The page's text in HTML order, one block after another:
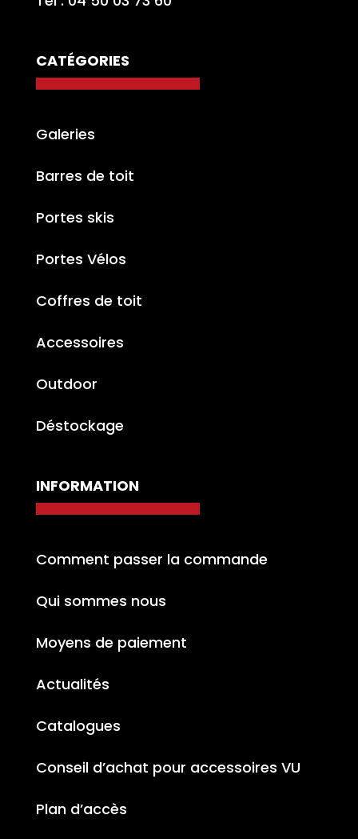
CATÉGORIES
Galeries
Barres de toit
Portes skis
Portes Vélos
Coffres de toit
Accessoires
Outdoor
Déstockage
INFORMATION
Comment passer la commande
Qui sommes nous
Moyens de paiement
Actualités
Catalogues
Conseil d’achat pour accessoires VU
Plan d’accès